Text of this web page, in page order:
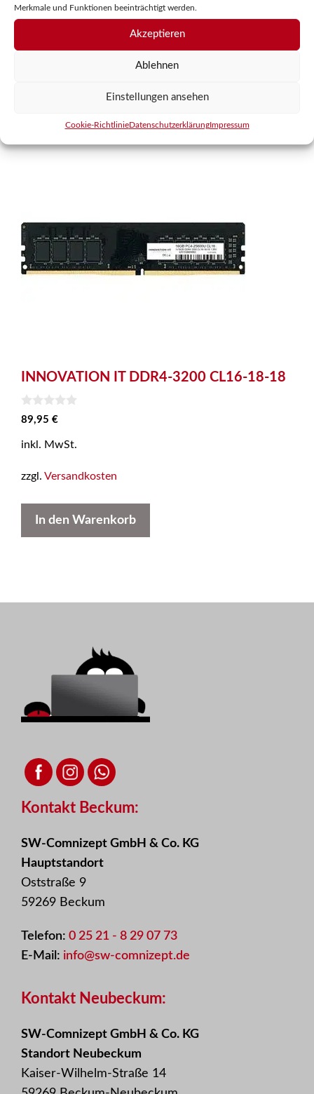
Merkmale und Funktionen beeinträchtigt werden.
Akzeptieren
Ablehnen
Einstellungen ansehen
Cookie-RichtlinieDatenschutzerklärungImpressum
v
In den Warenkorb
INNOVATION IT DDR4-3200 CL16-18-18
0
v
n
89,95 €
inkl. MwSt.
zzgl. Versandkosten
In den Warenkorb
Kontakt Beckum:
SW-Comnizept GmbH & Co. KG
Hauptstandort
Oststraße 9
59269 Beckum
Telefon: 0 25 21 - 8 29 07 73
E-Mail: info@sw-comnizept.de
Kontakt Neubeckum:
SW-Comnizept GmbH & Co. KG
Standort Neubeckum
Kaiser-Wilhelm-Straße 14